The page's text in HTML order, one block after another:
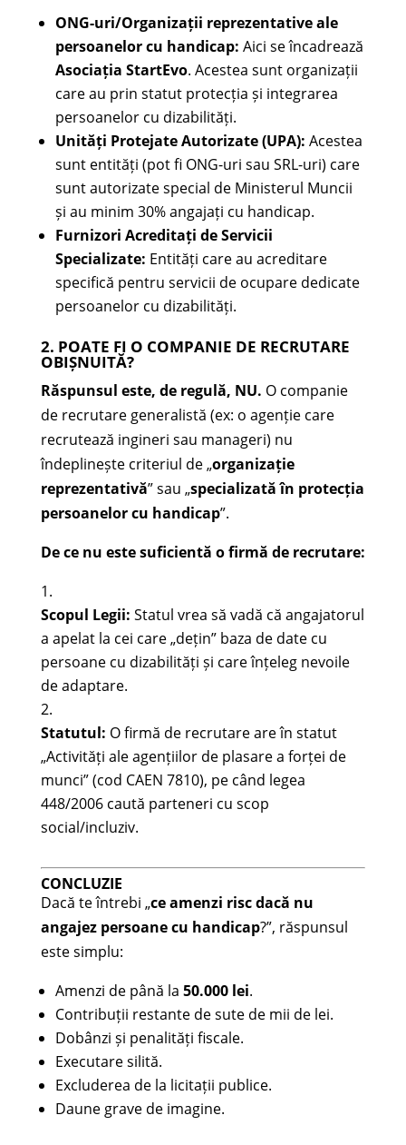
ONG-uri/Organizații reprezentative ale
persoanelor cu handicap: Aici se încadrează
Asociația StartEvo. Acestea sunt organizații
care au prin statut protecția și integrarea
persoanelor cu dizabilități.
Unități Protejate Autorizate (UPA): Acestea
sunt entități (pot fi ONG-uri sau SRL-uri) care
sunt autorizate special de Ministerul Muncii
și au minim 30% angajați cu handicap.
Furnizori Acreditați de Servicii
Specializate: Entități care au acreditare
specifică pentru servicii de ocupare dedicate
persoanelor cu dizabilități.
2. POATE FI O COMPANIE DE RECRUTARE
OBIȘNUITĂ?
Răspunsul este, de regulă, NU. O companie
de recrutare generalistă (ex: o agenție care
recrutează ingineri sau manageri) nu
îndeplinește criteriul de „organizație
reprezentativă” sau „specializată în protecția
persoanelor cu handicap”.
De ce nu este suficientă o firmă de recrutare:
Scopul Legii: Statul vrea să vadă că angajatorul
a apelat la cei care „dețin” baza de date cu
persoane cu dizabilități și care înțeleg nevoile
de adaptare.
Statutul: O firmă de recrutare are în statut
„Activități ale agențiilor de plasare a forței de
munci” (cod CAEN 7810), pe când legea
448/2006 caută parteneri cu scop
social/incluziv.
CONCLUZIE
Dacă te întrebi „ce amenzi risc dacă nu
angajez persoane cu handicap?”, răspunsul
este simplu:
Amenzi de până la 50.000 lei.
Contribuții restante de sute de mii de lei.
Dobânzi și penalități fiscale.
Executare silită.
Excluderea de la licitații publice.
Daune grave de imagine.